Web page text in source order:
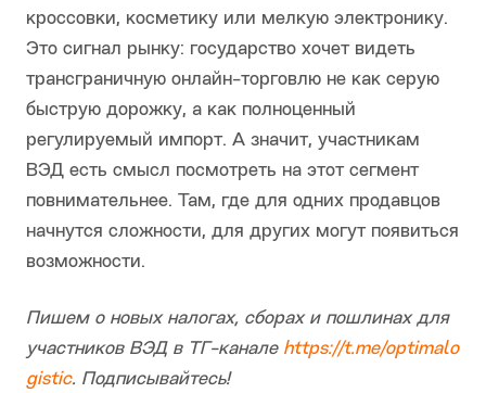
кроссовки, косметику или мелкую электронику.
Это сигнал рынку: государство хочет видеть
трансграничную онлайн-торговлю не как серую
быструю дорожку, а как полноценный
регулируемый импорт. А значит, участникам
ВЭД есть смысл посмотреть на этот сегмент
повнимательнее. Там, где для одних продавцов
начнутся сложности, для других могут появиться
возможности.
Пишем о новых налогах, сборах и пошлинах для
участников ВЭД в ТГ-канале https://t.me/optimalo
gistic. Подписывайтесь!